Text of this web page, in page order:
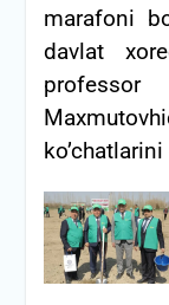
marafoni
davlat